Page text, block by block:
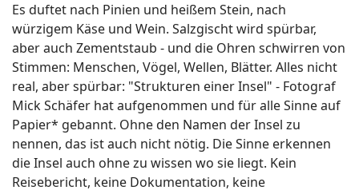
Es duftet nach Pinien und heißem Stein, nach
würzigem Käse und Wein. Salzgischt wird spürbar,
aber auch Zementstaub - und die Ohren schwirren von
Stimmen: Menschen, Vögel, Wellen, Blätter. Alles nicht
real, aber spürbar: "Strukturen einer Insel" - Fotograf
Mick Schäfer hat aufgenommen und für alle Sinne auf
Papier* gebannt. Ohne den Namen der Insel zu
nennen, das ist auch nicht nötig. Die Sinne erkennen
die Insel auch ohne zu wissen wo sie liegt. Kein
Reisebericht, keine Dokumentation, keine